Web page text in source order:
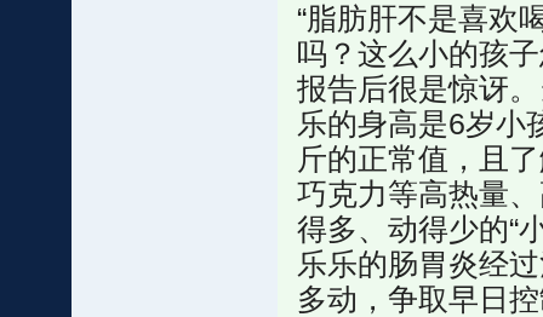
“脂肪肝不是喜欢
吗？这么小的孩
报告后很是惊讶
乐的身高是6岁小
斤的正常值，且
巧克力等高热量
得多、动得少的“
乐乐的肠胃炎经
多动，争取早日